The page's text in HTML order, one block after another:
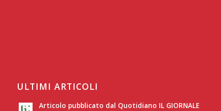
ULTIMI ARTICOLI
Articolo pubblicato dal Quotidiano IL GIORNALE